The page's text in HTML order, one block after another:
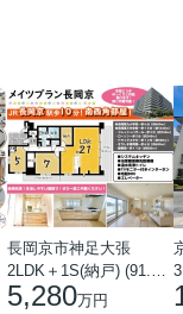
長岡京市神足大張
2LDK＋1S(納戸) (91.78㎡)
5,280万円